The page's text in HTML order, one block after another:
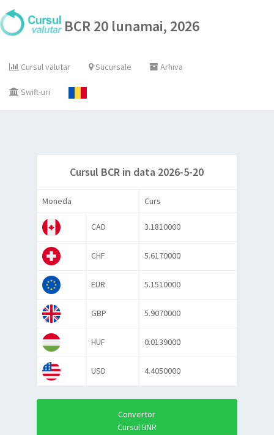
BCR 20 lunamai, 2026
Cursul valutar Sucursale Arhiva
Swift-uri
Cursul BCR in data 2026-5-20
Moneda Curs
CAD 3.1810000
CHF 5.6170000
EUR 5.1510000
GBP 5.9070000
HUF 0.0139000
USD 4.4050000
Convertor
Cursul BNR